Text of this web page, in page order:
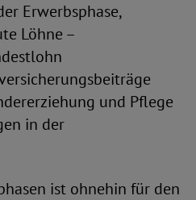
Erwerbsphase,
Löhne –
und Pflege
in der
ist ohnehin für den